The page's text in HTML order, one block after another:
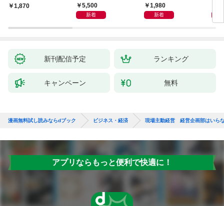
1,870 5,500
新着
よう1,980
新着
新刊配信予定 ランキング
キャンペーン 無料
漫画無料試し読みならdブック ビジネス・経済 現場主動経営 経営企画部はいら
アプリならもっと便利で快適に！